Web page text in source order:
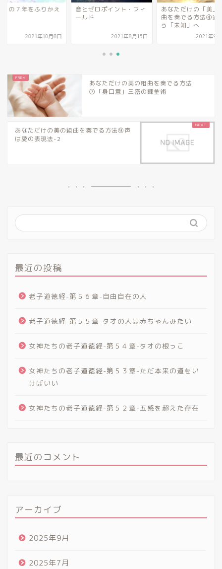
ゼロポイント・フィ
2021年8月15日
あなただけの「美」の組
曲を奏でる方法④過去か
2021年9月27日
「音」の７年をふ
る
2021年
あなただけの美の組曲を奏でる方法
⑦「身口意」三密の錬金術
あなただけの美の組曲を奏でる方法⑨声
は愛の表現法-2
最近の投稿
老子道徳経-第５６章-自由自在の人
老子道徳経-第５５章-タオの人は赤ちゃんみたい
女神たちの老子道徳経-第５４章-タオの根っこ
女神たちの老子道徳経-第５３章-ただ本来の道をい
けばいい
女神たちの老子道徳経-第５２章-五感を超えた存在
最近のコメント
アーカイブ
2025年9月
2025年7月